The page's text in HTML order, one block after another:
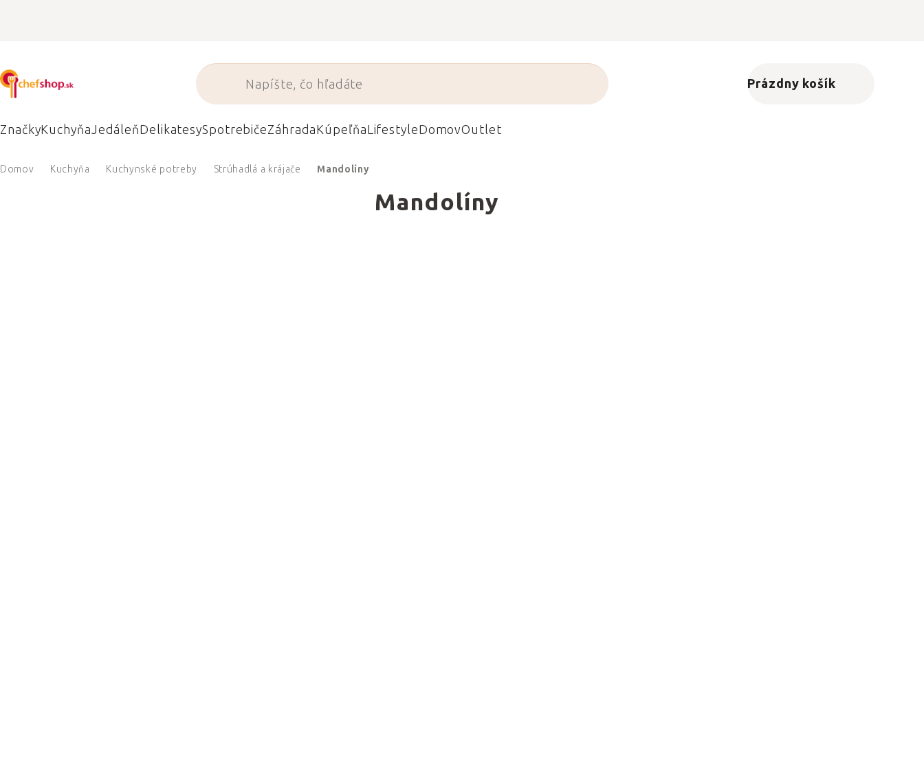
Nákupný košík
Prázdny košík
ZnačkyKuchyňaJedáleňDelikatesySpotrebičeZáhradaKúpeľňaLifestyleDomovOutlet
Domov Kuchyňa Kuchynské potreby Strúhadlá a krájače Mandolíny
Mandolíny